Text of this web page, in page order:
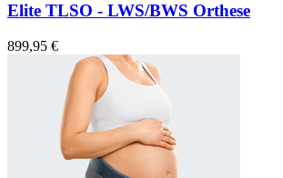
Elite TLSO - LWS/BWS Orthese
899,95 €